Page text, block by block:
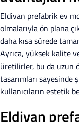
Eldivan prefabrik ev
olmalarıyla ön plana
daha kısa sürede
Ayrıca, yüksek kalite
üretilirler, bu da uzun
tasarımları sayesinde
kullanıcıların estetik
Eldivan